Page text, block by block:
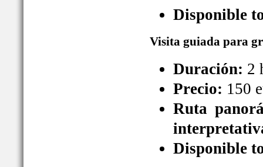
Disponible
Visita guiada para
Duración: 2
Precio: 150
Ruta
Disponible